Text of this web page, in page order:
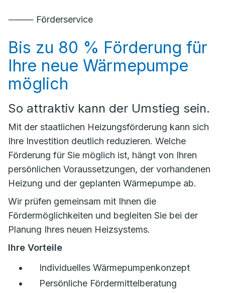
⸻ Förderservice
Bis zu 80 % Förderung für
Ihre neue Wärmepumpe
möglich
So attraktiv kann der Umstieg sein.
Mit der staatlichen Heizungsförderung kann sich
Ihre Investition deutlich reduzieren. Welche
Förderung für Sie möglich ist, hängt von Ihren
persönlichen Voraussetzungen, der vorhandenen
Heizung und der geplanten Wärmepumpe ab.
Wir prüfen gemeinsam mit Ihnen die
Fördermöglichkeiten und begleiten Sie bei der
Planung Ihres neuen Heizsystems.
Ihre Vorteile
Individuelles Wärmepumpenkonzept
Persönliche Fördermittelberatung